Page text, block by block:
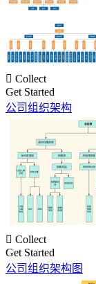
 Collect
Get Started
公司组织架构
 Collect
Get Started
公司组织架构图